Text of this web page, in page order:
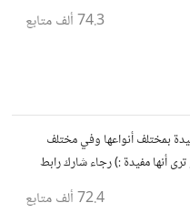
74.3 ألف متابع
بمختلف أنواعها وفي مختلف
أنها مفيدة :) رجاء شارك رابط
72.4 ألف متابع